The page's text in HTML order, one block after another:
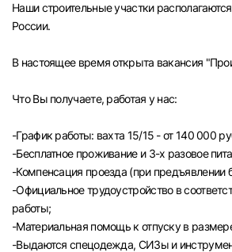
Оренбург
Волгоград
Ульяновск
Курган
Уфа
Наши строительные участки
России.
В настоящее время открыта вакансия
Что Вы получаете, работая у нас:
-График работы: вахта 15/15 - от 140 000
-Бесплатное проживание и 3-х разовое
-Компенсация проезда (при предъявлении
-Официальное трудоустройство в
работы;
-Материальная помощь к отпуску в
-Выдаются спецодежда, СИЗы и